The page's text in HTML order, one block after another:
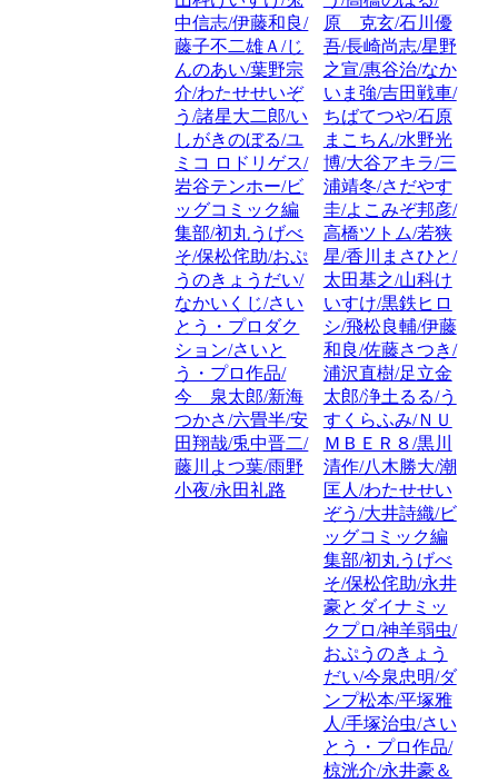
中信志/伊藤和良/
藤子不二雄Ａ/じ
んのあい/葉野宗
介/わたせせいぞ
う/諸星大二郎/い
しがきのぼる/ユ
ミコ ロドリゲス/
岩谷テンホー/ビ
ッグコミック編
集部/初丸うげべ
そ/保松侘助/おぷ
うのきょうだい/
なかいくじ/さい
とう・プロダク
ション/さいと
う・プロ作品/
今 泉太郎/新海
つかさ/六畳半/安
田翔哉/兎中晋二/
藤川よつ葉/雨野
小夜/永田礼路
原 克玄/石川優
吾/長崎尚志/星野
之宣/惠谷治/なか
いま強/吉田戦車/
ちばてつや/石原
まこちん/水野光
博/大谷アキラ/三
浦靖冬/さだやす
圭/よこみぞ邦彦/
高橋ツトム/若狭
星/香川まさひと/
太田基之/山科け
いすけ/黒鉄ヒロ
シ/飛松良輔/伊藤
和良/佐藤さつき/
浦沢直樹/足立金
太郎/浄土るる/う
すくらふみ/ＮＵ
ＭＢＥＲ８/黒川
清作/八木勝大/潮
匡人/わたせせい
ぞう/大井詩織/ビ
ッグコミック編
集部/初丸うげべ
そ/保松侘助/永井
豪とダイナミッ
クプロ/神羊弱虫/
おぷうのきょう
だい/今泉忠明/ダ
ンプ松本/平塚雅
人/手塚治虫/さい
とう・プロ作品/
椋洸介/永井豪＆